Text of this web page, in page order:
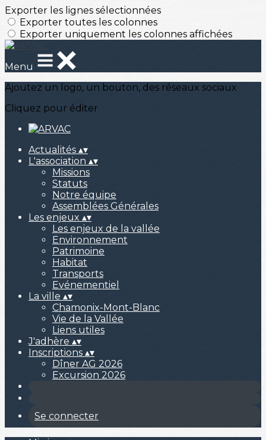
Exporter les lignes sélectionnées
Exporter toutes les colonnes
Exporter uniquement les colonnes affichées
Menu
Ajoutez un logo, un bouton, des réseaux sociaux
Cliquez pour éditer
Actualités ▴▾
L'association ▴▾
Missions
Statuts
Notre équipe
Assemblées Générales
Les enjeux ▴▾
Les enjeux de la vallée
Environnement
Patrimoine
Habitat
Transports
Evénementiel
La ville ▴▾
Chamonix-Mont-Blanc
Vie de la Vallée
Liens utiles
J'adhère ▴▾
Inscriptions ▴▾
Dîner AG 2026
Excursion 2026
Se connecter